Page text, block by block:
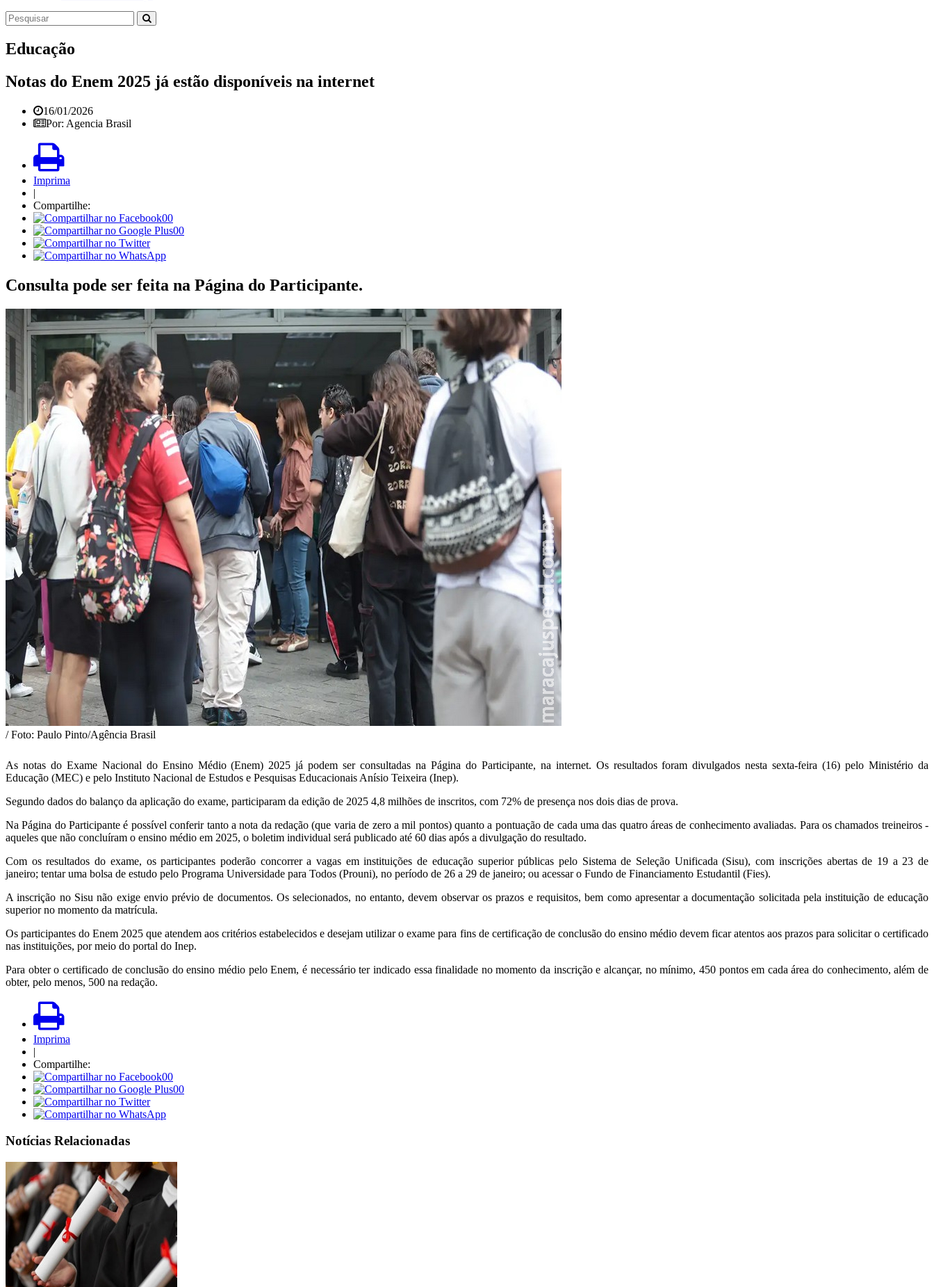
Educação
Notas do Enem 2025 já estão disponíveis na internet
16/01/2026
Por: Agencia Brasil
Imprima
|
Compartilhe:
00
00
Consulta pode ser feita na Página do Participante.
/ Foto: Paulo Pinto/Agência Brasil
As notas do Exame Nacional do Ensino Médio (Enem) 2025 já podem ser consultadas na Página do Participante, na internet. Os resultados foram divulgados nesta sexta-feira (16) pelo Ministério da
Educação (MEC) e pelo Instituto Nacional de Estudos e Pesquisas Educacionais Anísio Teixeira (Inep).
Segundo dados do balanço da aplicação do exame, participaram da edição de 2025 4,8 milhões de inscritos, com 72% de presença nos dois dias de prova.
Na Página do Participante é possível conferir tanto a nota da redação (que varia de zero a mil pontos) quanto a pontuação de cada uma das quatro áreas de conhecimento avaliadas. Para os chamados treineiros -
aqueles que não concluíram o ensino médio em 2025, o boletim individual será publicado até 60 dias após a divulgação do resultado.
Com os resultados do exame, os participantes poderão concorrer a vagas em instituições de educação superior públicas pelo Sistema de Seleção Unificada (Sisu), com inscrições abertas de 19 a 23 de
janeiro; tentar uma bolsa de estudo pelo Programa Universidade para Todos (Prouni), no período de 26 a 29 de janeiro; ou acessar o Fundo de Financiamento Estudantil (Fies).
A inscrição no Sisu não exige envio prévio de documentos. Os selecionados, no entanto, devem observar os prazos e requisitos, bem como apresentar a documentação solicitada pela instituição de educação
superior no momento da matrícula.
Os participantes do Enem 2025 que atendem aos critérios estabelecidos e desejam utilizar o exame para fins de certificação de conclusão do ensino médio devem ficar atentos aos prazos para solicitar o certificado
nas instituições, por meio do portal do Inep.
Para obter o certificado de conclusão do ensino médio pelo Enem, é necessário ter indicado essa finalidade no momento da inscrição e alcançar, no mínimo, 450 pontos em cada área do conhecimento, além de
obter, pelo menos, 500 na redação.
Imprima
|
Compartilhe:
00
00
Notícias Relacionadas